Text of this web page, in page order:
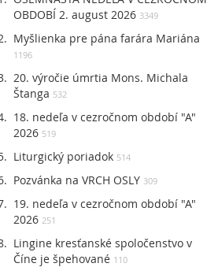
OBDOBÍ 2. august 2026 3349
Myšlienka pre pána farára Mariána
1196
20. výročie úmrtia Mons. Michala
Štanga 532
18. nedeľa v cezročnom období "A"
2026 519
Liturgický poriadok 514
Pozvánka na VRCH OSLY 309
19. nedeľa v cezročnom období "A"
2026 251
Lingine kresťanské spoločenstvo v
Číne je špehované 110